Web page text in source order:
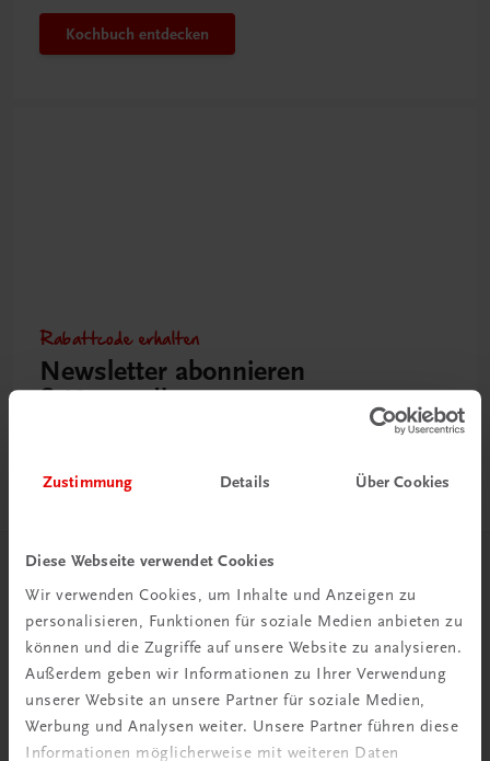
Zustimmung Details Über Cookies
Diese Webseite verwendet Cookies
Wir verwenden Cookies, um Inhalte und Anzeigen zu
personalisieren, Funktionen für soziale Medien anbieten zu
können und die Zugriffe auf unsere Website zu analysieren.
Außerdem geben wir Informationen zu Ihrer Verwendung
unserer Website an unsere Partner für soziale Medien,
Werbung und Analysen weiter. Unsere Partner führen diese
Informationen möglicherweise mit weiteren Daten
Kochbuch entdecken
Rabattcode erhalten
Newsletter abonnieren
& Versandkosten sparen
Herzlich willkommen bei TRAUNER!
Wir über uns